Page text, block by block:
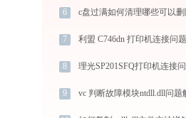
6 c盘过满如何清理哪些可以
7
8
9